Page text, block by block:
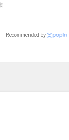
Recommended by